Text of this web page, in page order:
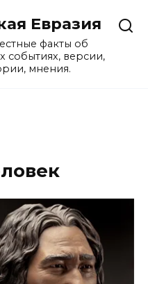
Евразия
факты об
событиях, версии,
мнения.